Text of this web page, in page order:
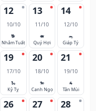
12
10/10
🐕
Nhâm Tuất
13
11/10
🐖
Quý Hợi
14
12/10
🐀
Giáp Tý
19
17/10
🐍
Kỷ Tỵ
20
18/10
🐎
Canh Ngọ
21
19/10
🐐
Tân Mùi
26 27 28